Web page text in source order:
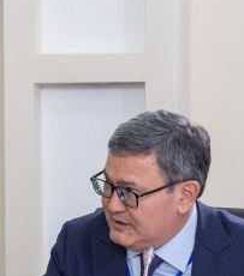
не одно сердце, если в
В